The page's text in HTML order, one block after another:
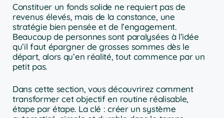
Constituer un fonds solide ne requiert pas de
revenus élevés, mais de la constance, une
stratégie bien pensée et de l’engagement.
Beaucoup de personnes sont paralysées à l’idée
qu’il faut épargner de grosses sommes dès le
départ, alors qu’en réalité, tout commence par un
petit pas.
Dans cette section, vous découvrirez comment
transformer cet objectif en routine réalisable,
étape par étape. La clé : créer un système